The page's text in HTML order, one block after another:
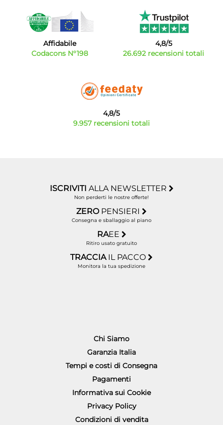
Affidabile
Codacons N°198
4,8/5
26.692 recensioni totali
4,8/5
9.957 recensioni totali
ISCRIVITI ALLA NEWSLETTER
Non perderti le nostre offerte!
ZERO PENSIERI
Consegna e sballaggio al piano
RAEE
Ritiro usato gratuito
TRACCIA IL PACCO
Monitora la tua spedizione
Chi Siamo
Garanzia Italia
Tempi e costi di Consegna
Pagamenti
Informativa sui Cookie
Privacy Policy
Condizioni di vendita